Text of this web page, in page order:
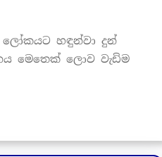
හඳුන්වා දුන්
මෙතෙක් ලොව වැඩිම